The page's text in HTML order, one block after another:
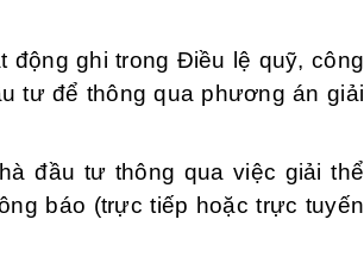
động ghi trong Điều lệ quỹ, công
tư để thông qua phương án giải
đầu tư thông qua việc giải thể
báo (trực tiếp hoặc trực tuyến